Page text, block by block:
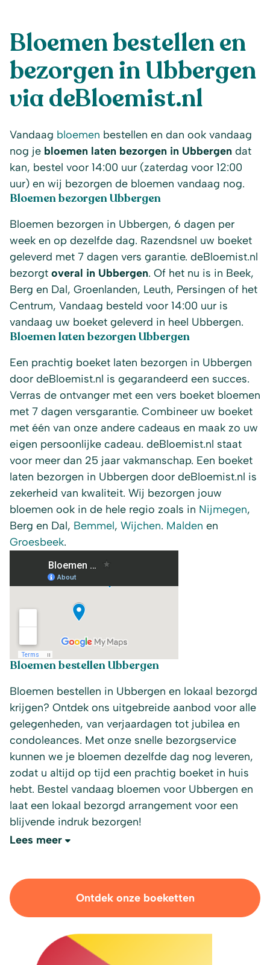
Bloemen bestellen en
bezorgen in Ubbergen
via deBloemist.nl
Vandaag bloemen bestellen en dan ook vandaag
nog je bloemen laten bezorgen in Ubbergen dat
kan, bestel voor 14:00 uur (zaterdag voor 12:00
uur) en wij bezorgen de bloemen vandaag nog.
Bloemen bezorgen Ubbergen
Bloemen bezorgen in Ubbergen, 6 dagen per
week en op dezelfde dag. Razendsnel uw boeket
geleverd met 7 dagen vers garantie. deBloemist.nl
bezorgt overal in Ubbergen. Of het nu is in Beek,
Berg en Dal, Groenlanden, Leuth, Persingen of het
Centrum, Vandaag besteld voor 14:00 uur is
vandaag uw boeket geleverd in heel Ubbergen.
Bloemen laten bezorgen Ubbergen
Een prachtig boeket laten bezorgen in Ubbergen
door deBloemist.nl is gegarandeerd een succes.
Verras de ontvanger met een vers boeket bloemen
met 7 dagen versgarantie. Combineer uw boeket
met één van onze andere cadeaus en maak zo uw
eigen persoonlijke cadeau. deBloemist.nl staat
voor meer dan 25 jaar vakmanschap. Een boeket
laten bezorgen in Ubbergen door deBloemist.nl is
zekerheid van kwaliteit. Wij bezorgen jouw
bloemen ook in de hele regio zoals in Nijmegen,
Berg en Dal, Bemmel, Wijchen. Malden en
Groesbeek.
Bloemen bestellen Ubbergen
Bloemen bestellen in Ubbergen en lokaal bezorgd
krijgen? Ontdek ons uitgebreide aanbod voor alle
gelegenheden, van verjaardagen tot jubilea en
condoleances. Met onze snelle bezorgservice
kunnen we je bloemen dezelfde dag nog leveren,
zodat u altijd op tijd een prachtig boeket in huis
hebt. Bestel vandaag bloemen voor Ubbergen en
laat een lokaal bezorgd arrangement voor een
blijvende indruk bezorgen!
Lees meer
Ontdek onze boeketten